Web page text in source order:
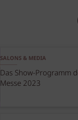
SALONS & MEDIA
Das Show-Programm
Messe 2023